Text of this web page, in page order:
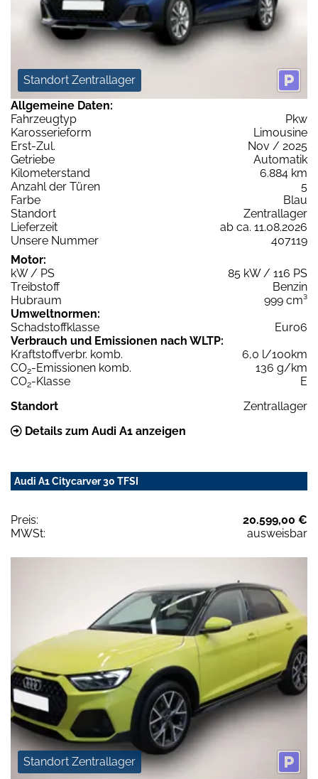
Standort Zentrallager
Allgemeine Daten:
Fahrzeugtyp
Pkw
Karosserieform
Limousine
Erst-Zul.
Nov / 2025
Getriebe
Automatik
Kilometerstand
6.884 km
Anzahl der Türen
5
Farbe
Blau
Standort
Zentrallager
Lieferzeit
ab ca. 11.08.2026
Unsere Nummer
407119
Motor:
kW / PS
85 kW / 116 PS
Treibstoff
Benzin
Hubraum
999 cm³
Umweltnormen:
Schadstoffklasse
Euro6
Verbrauch und Emissionen nach WLTP:
Kraftstoffverbr. komb.
6,0 l/100km
CO2-Emissionen komb.
136 g/km
CO2-Klasse
E
Standort
Zentrallager
Details zum Audi A1 anzeigen
Audi A1 Citycarver 30 TFSI
Preis:
20.599,00 €
MWSt:
ausweisbar
Standort Zentrallager